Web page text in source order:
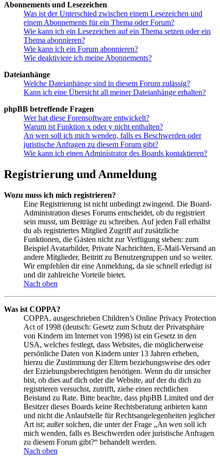
Abonnements und Lesezeichen
Was ist der Unterschied zwischen einem Lesezeichen und
einem Abonnements für ein Thema oder Forum?
Wie kann ich ein Lesezeichen auf ein Thema setzen oder ein
Thema abonnieren?
Wie kann ich ein Forum abonnieren?
Wie deaktiviere ich meine Abonnements?
Dateianhänge
Welche Dateianhänge sind in diesem Forum zulässig?
Kann ich eine Übersicht all meiner Dateianhänge erhalten?
phpBB betreffende Fragen
Wer hat diese Forensoftware entwickelt?
Warum ist Funktion x oder y nicht enthalten?
An wen soll ich mich wenden, falls es Beschwerden oder
juristische Anfragen zu diesem Forum gibt?
Wie kann ich einen Administrator des Boards kontaktieren?
Registrierung und Anmeldung
Wozu muss ich mich registrieren?
Eine Registrierung ist nicht unbedingt zwingend. Die Board-
Administration dieses Forums entscheidet, ob du registriert
sein musst, um Beiträge zu schreiben. Auf jeden Fall erhältst
du als registriertes Mitglied Zugriff auf zusätzliche
Funktionen, die Gästen nicht zur Verfügung stehen: zum
Beispiel Avatarbilder, Private Nachrichten, E-Mail-Versand an
andere Mitglieder, Beitritt zu Benutzergruppen und so weiter.
Wir empfehlen dir eine Anmeldung, da sie schnell erledigt ist
und dir zahlreiche Vorteile bietet.
Nach oben
Was ist COPPA?
COPPA, ausgeschrieben Children’s Online Privacy Protection
Act of 1998 (deutsch: Gesetz zum Schutz der Privatsphäre
von Kindern im Internet von 1998) ist ein Gesetz in den
USA, welches festlegt, dass Websites, die möglicherweise
persönliche Daten von Kindern unter 13 Jahren erheben,
hierzu die Zustimmung der Eltern beziehungsweise des oder
der Erziehungsberechtigten benötigen. Wenn du dir unsicher
bist, ob dies auf dich oder die Website, auf der du dich zu
registrieren versuchst, zutrifft, ziehe einen rechtlichen
Beistand zu Rate. Bitte beachte, dass phpBB Limited und der
Besitzer dieses Boards keine Rechtsberatung anbieten kann
und nicht die Anlaufstelle für Rechtsangelegenheiten jeglicher
Art ist; außer solchen, die unter der Frage „An wen soll ich
mich wenden, falls es Beschwerden oder juristische Anfragen
zu diesem Forum gibt?“ behandelt werden.
Nach oben